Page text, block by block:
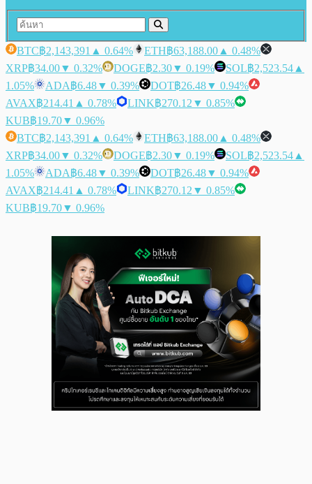
BTC฿2,143,391 ▲ 0.64% ETH฿63,188.00 ▲ 0.48%
XRP฿34.00▼ 0.32% DOGE฿2.30▼ 0.19% SOL฿2,523.54 ▲
1.05%
ADA฿6.48▼ 0.39% DOT฿26.48▼ 0.94%
AVAX฿214.41 ▲ 0.78% LINK฿270.12 ▼ 0.85%
KUB฿19.70▼ 0.96%
BTC฿2,143,391 ▲ 0.64% ETH฿63,188.00 ▲ 0.48%
XRP฿34.00▼ 0.32% DOGE฿2.30▼ 0.19% SOL฿2,523.54 ▲
1.05%
ADA฿6.48▼ 0.39% DOT฿26.48▼ 0.94%
AVAX฿214.41 ▲ 0.78% LINK฿270.12 ▼ 0.85%
KUB฿19.70▼ 0.96%